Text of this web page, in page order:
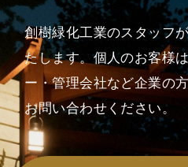
創樹緑化工業のスタッフ
たします。個人のお客様
ー・管理会社など企業の
お問い合わせください。